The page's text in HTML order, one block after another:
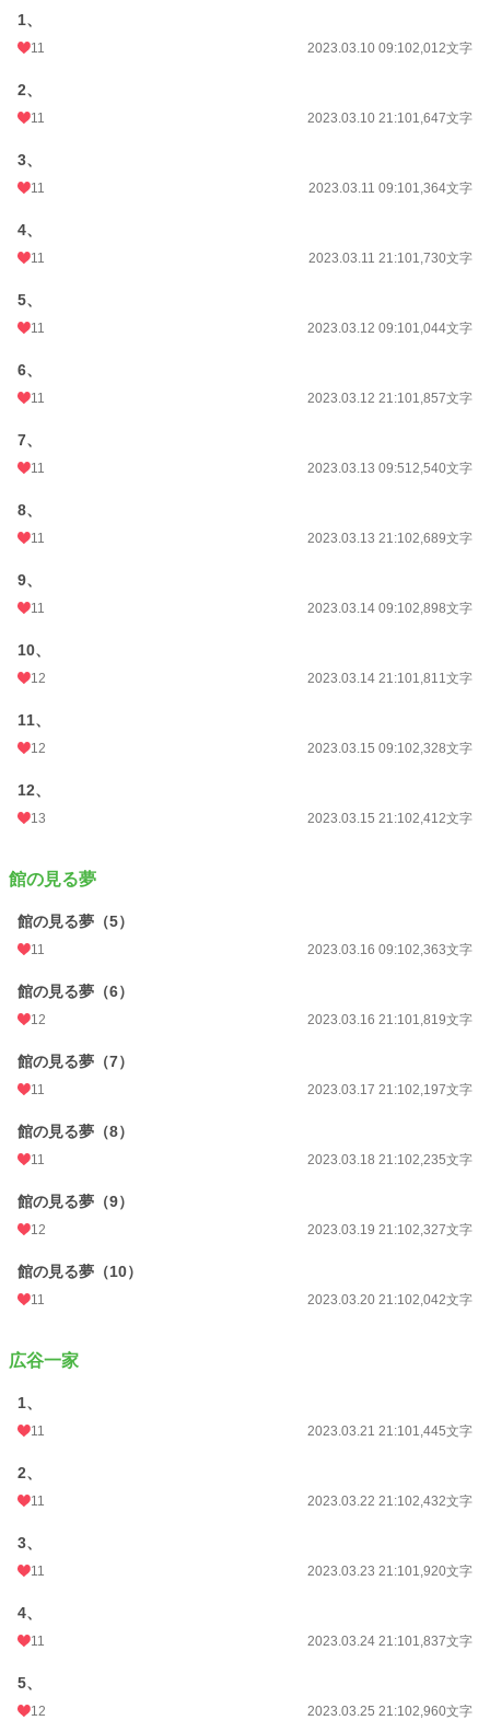
1、
11 2023.03.10 09:102,012文字
2、
11 2023.03.10 21:101,647文字
3、
11 2023.03.11 09:101,364文字
4、
11 2023.03.11 21:101,730文字
5、
11 2023.03.12 09:101,044文字
6、
11 2023.03.12 21:101,857文字
7、
11 2023.03.13 09:512,540文字
8、
11 2023.03.13 21:102,689文字
9、
11 2023.03.14 09:102,898文字
10、
12 2023.03.14 21:101,811文字
11、
12 2023.03.15 09:102,328文字
12、
13 2023.03.15 21:102,412文字
館の見る夢
館の見る夢（5）
11 2023.03.16 09:102,363文字
館の見る夢（6）
12 2023.03.16 21:101,819文字
館の見る夢（7）
11 2023.03.17 21:102,197文字
館の見る夢（8）
11 2023.03.18 21:102,235文字
館の見る夢（9）
12 2023.03.19 21:102,327文字
館の見る夢（10）
11 2023.03.20 21:102,042文字
広谷一家
1、
11 2023.03.21 21:101,445文字
2、
11 2023.03.22 21:102,432文字
3、
11 2023.03.23 21:101,920文字
4、
11 2023.03.24 21:101,837文字
5、
12 2023.03.25 21:102,960文字